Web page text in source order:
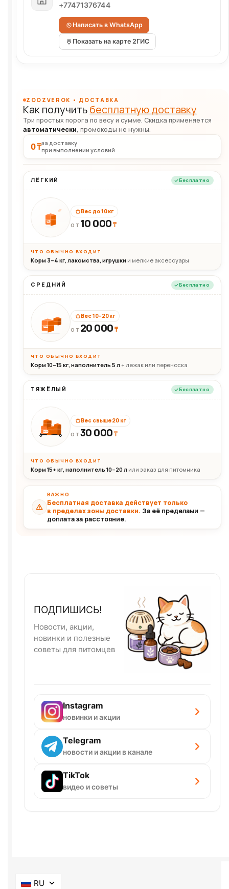
+77471376744
Написать в WhatsApp
Показать на карте 2ГИС
ZOOZVEROK • ДОСТАВКА
Как получитьбесплатную доставку
Три простых порога по весу и сумме. Скидка применяется
автоматически, промокоды не нужны.
0 ₸за доставку
при выполнении условий
ЛЁГКИЙ Бесплатно
10кг
Вес до 10 кг
ОТ 10 000₸
ЧТО ОБЫЧНО ВХОДИТ
Корм 3–4 кг, лакомства, игрушки и мелкие аксессуары
СРЕДНИЙ Бесплатно
20кг
Вес 10–20 кг
ОТ 20 000₸
ЧТО ОБЫЧНО ВХОДИТ
Корм 10–15 кг, наполнитель 5 л+ лежак или переноска
ТЯЖЁЛЫЙ Бесплатно
30+кг
Вес свыше 20 кг
ОТ30 000₸
ЧТО ОБЫЧНО ВХОДИТ
Корм 15+ кг, наполнитель 10–20 л или заказ для питомника
ВАЖНО
Бесплатная доставка действует только
в пределах зоны доставки. За её пределами —
доплата за расстояние.
ПОДПИШИСЬ!
Новости, акции,
новинки и полезные
советы для питомцев
Instagram
новинки и акции
Telegram
новости и акции в канале
TikTok
видео и советы
RU